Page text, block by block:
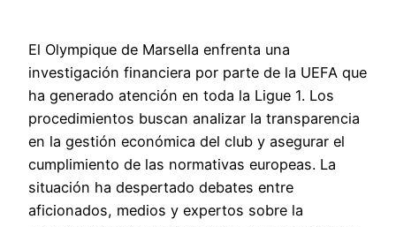
El Olympique de Marsella enfrenta una
investigación financiera por parte de la UEFA que
ha generado atención en toda la Ligue 1. Los
procedimientos buscan analizar la transparencia
en la gestión económica del club y asegurar el
cumplimiento de las normativas europeas. La
situación ha despertado debates entre
aficionados, medios y expertos sobre la